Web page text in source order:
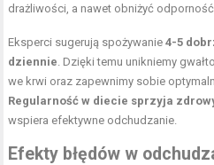
drażliwości, a nawet obniżyć
Eksperci sugerują spożywanie4-5
dziennie. Dzięki temu unikniemy
we krwi oraz zapewnimy sobie
Regularność w diecie sprzyja
wspiera efektywne odchudzanie.
Efekty błędów w